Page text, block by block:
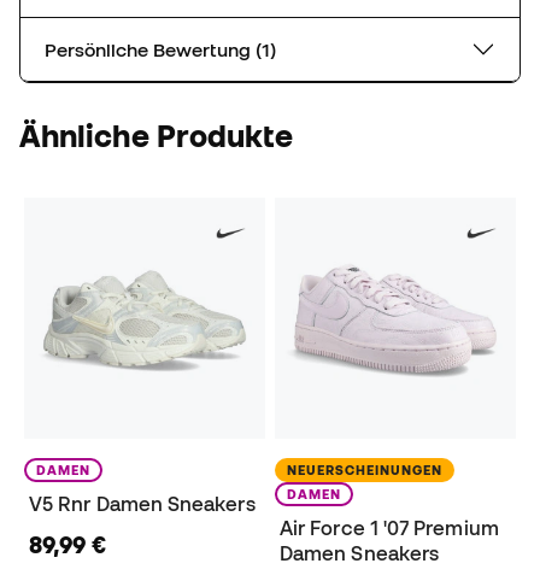
Persönliche Bewertung (1)
Ähnliche Produkte
DAMEN
V5 Rnr Damen Sneakers
89,99 €
NEUERSCHEINUNGEN
DAMEN
Air Force 1 '07 Premium
Damen Sneakers